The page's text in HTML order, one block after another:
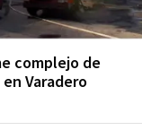
complejo de
Varadero